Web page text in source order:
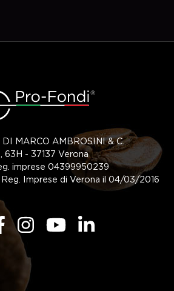
MARCO AMBROSINI & C.
63H - 37137 Verona
imprese 04399950239
Reg. Imprese di Verona il 04/03/2016